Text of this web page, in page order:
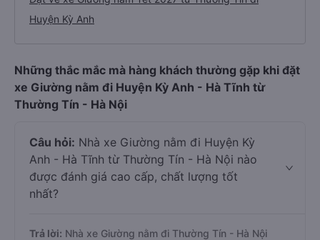
Huyện Kỳ Anh
Những thắc mắc mà hàng khách thường gặp khi đặt
xe Giường nằm đi Huyện Kỳ Anh - Hà Tĩnh từ
Thường Tín - Hà Nội
Câu hỏi: Nhà xe Giường nằm đi Huyện Kỳ
Anh - Hà Tĩnh từ Thường Tín - Hà Nội nào
được đánh giá cao cấp, chất lượng tốt
nhất?
Trả lời: Nhà xe Giường nằm đi Thường Tín - Hà Nội